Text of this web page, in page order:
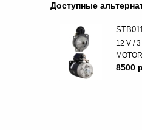
Доступные
12 V /
8500